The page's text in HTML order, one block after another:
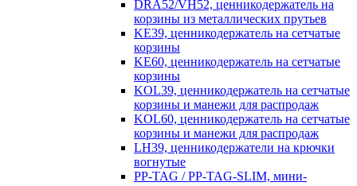
DRA52/VH52, ценникодержатель на
корзины из металлических прутьев
KE39, ценникодержатель на сетчатые
корзины
KE60, ценникодержатель на сетчатые
корзины
KOL39, ценникодержатель на сетчатые
корзины и манежи для распродаж
KOL60, ценникодержатель на сетчатые
корзины и манежи для распродаж
LH39, ценникодержатели на крючки
вогнутые
PP-TAG / PP-TAG-SLIM, мини-